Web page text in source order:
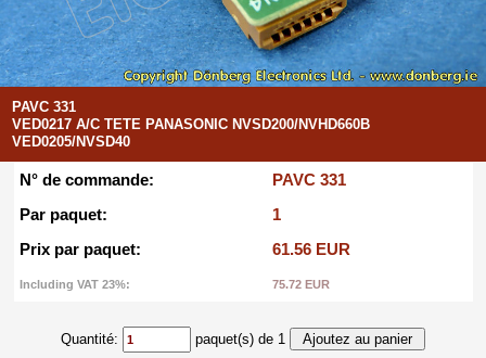
PAVC 331
VED0217 A/C TETE PANASONIC NVSD200/NVHD660B
VED0205/NVSD40
N° de commande:
PAVC 331
Par paquet:
1
Prix par paquet:
61.56 EUR
Including VAT 23%: 75.72 EUR
Quantité: paquet(s) de 1